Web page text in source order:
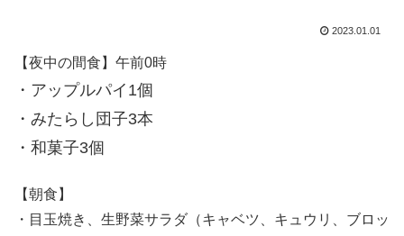
2023.01.01
【夜中の間食】午前0時
・アップルパイ1個
・みたらし団子3本
・和菓子3個
【朝食】
・目玉焼き、生野菜サラダ（キャベツ、キュウリ、ブロッ